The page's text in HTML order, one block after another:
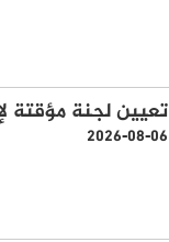
تعيين لجنة مؤقتة
2026-08-06